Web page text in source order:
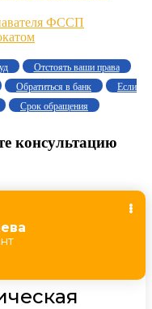
ФССП
Отстоять ваши права
Обратиться в банк
Если
Срок обращения
консультацию